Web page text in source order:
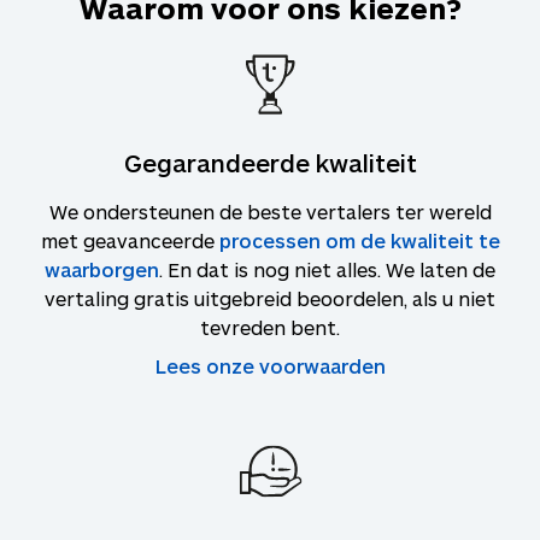
Waarom voor ons kiezen?
Gegarandeerde kwaliteit
We ondersteunen de beste vertalers ter wereld
met geavanceerde processen om de kwaliteit te
waarborgen. En dat is nog niet alles. We laten de
vertaling gratis uitgebreid beoordelen, als u niet
tevreden bent.
Lees onze voorwaarden